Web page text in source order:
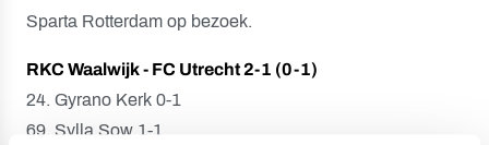
Sparta Rotterdam op bezoek.
RKC Waalwijk - FC Utrecht 2-1 (0-1)
24. Gyrano Kerk 0-1
69. Sylla Sow 1-1